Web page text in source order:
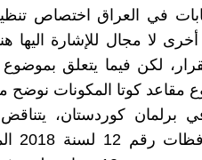
في العراق اختصاص
لا مجال للإشارة اليها
لكن فيما يتعلق
مقاعد كوتا المكونات نوضح
برلمان كوردستان،
انتخابات